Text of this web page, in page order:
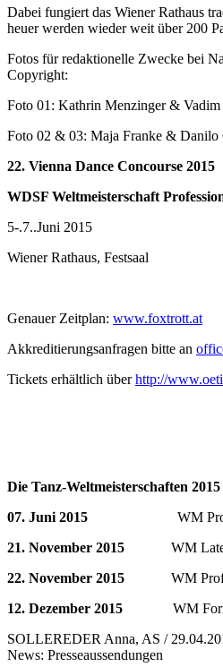
Dabei fungiert das Wiener Rathaus
heuer werden wieder weit über 200
Fotos für redaktionelle Zwecke bei
Foto 01: Kathrin Menzinger
Foto 02 & 03: Maja
22. Vienna Dance Concourse 2015
WDSF Weltmeisterschaft
5-.7..Juni 2015
Wiener Rathaus, Festsaal
Genauer Zeitplan: www.foxtrott.at
Akkreditierungsanfragen bitte an
Tickets erhältlich überhttp://
Die Tanz-Weltmeisterschaften
07. Juni 2015
WM Professional
21. November 2015 WM Latein
22. November 2015
WM
12. Dezember 2015 WM
SOLLEREDER Anna, AS /
News: Presseaussendungen